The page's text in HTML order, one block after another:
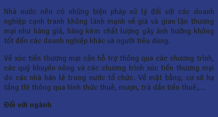
Nhà nước nên có những biện pháp xử lý đối với các doanh
nghiệp cạnh tranh không lành mạnh về giá và gian lận thương
mại như hàng giả, hàng kém chất lượng gây ảnh hưởng không
tốt đến các doanh nghiệp khác và người tiêu dùng.
Về xúc tiến thương mại cần hỗ trợ thông qua các chương trình,
các quỹ khuyến nông và các chương trình xúc tiến thương mại
do các nhà bán lẻ trong nước tổ chức. Về mặt bằng, cơ sở hạ
tầng thì thông qua hình thức thuê, mượn, trả dần tiền thuê,…
Đối với ngành